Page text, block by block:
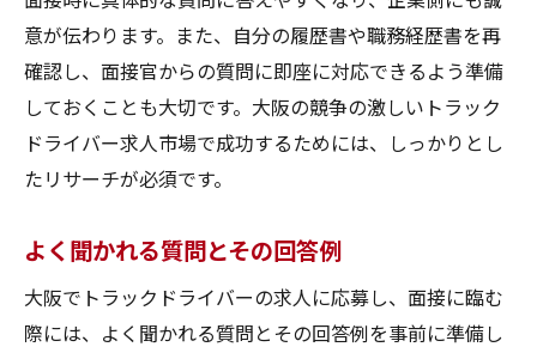
意が伝わります。また、自分の履歴書や職務経歴書を再
確認し、面接官からの質問に即座に対応できるよう準備
しておくことも大切です。大阪の競争の激しいトラック
ドライバー求人市場で成功するためには、しっかりとし
たリサーチが必須です。
よく聞かれる質問とその回答例
大阪でトラックドライバーの求人に応募し、面接に臨む
際には、よく聞かれる質問とその回答例を事前に準備し